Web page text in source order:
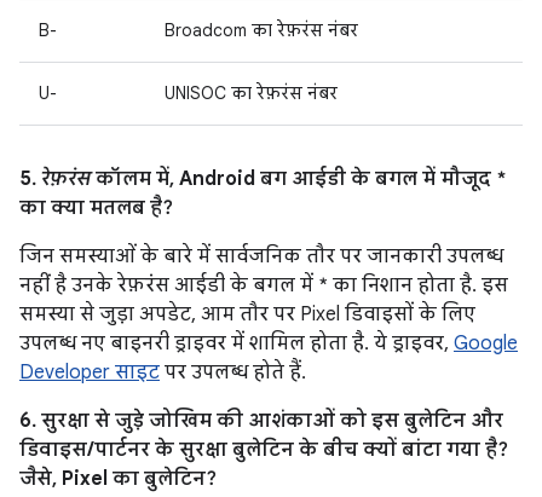
B- Broadcom का रेफ़रंस नंबर
U- UNISOC का रेफ़रंस नंबर
5. रेफ़रंसकॉलम में, Android बग आईडी के बगल में मौजूद *
का क्या मतलब है?
जिन समस्याओं के बारे में सार्वजनिक तौर पर जानकारी उपलब्ध
नहीं है उनके रेफ़रंस आईडी के बगल में * का निशान होता है. इस
समस्या से जुड़ा अपडेट, आम तौर पर Pixel डिवाइसों के लिए
उपलब्ध नए बाइनरी ड्राइवर में शामिल होता है. ये ड्राइवर, Google
Developer साइट पर उपलब्ध होते हैं.
6. सुरक्षा से जुड़े जोखिम की आशंकाओं को इस बुलेटिन और
डिवाइस/पार्टनर के सुरक्षा बुलेटिन के बीच क्यों बांटा गया है?
जैसे, Pixel का बुलेटिन?